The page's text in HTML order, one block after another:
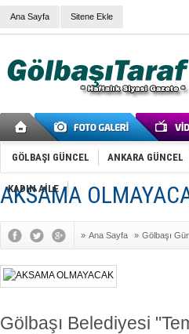
Ana Sayfa Sitene Ekle
GÖLBAŞI GÜNCEL ANKARA GÜNCEL
KADIN AİLE
AKSAMA
» Ana Sayfa » Gölbaşı
Gölbaşı Belediyesi